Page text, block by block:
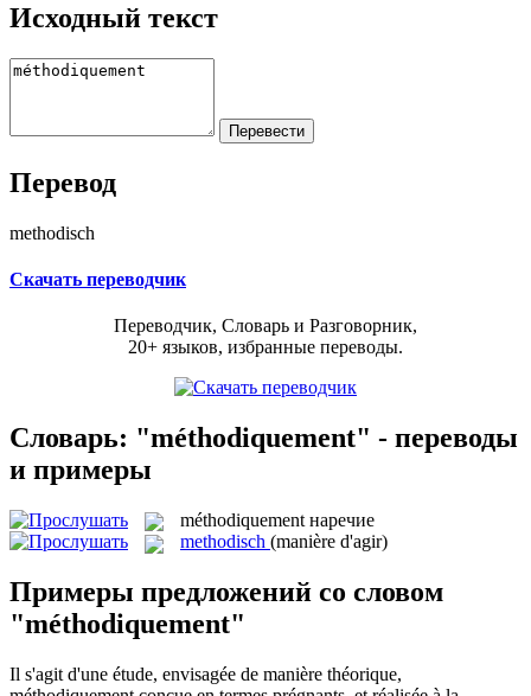
Исходный текст
Перевод
methodisch
Скачать переводчик
Переводчик, Словарь и Разговорник,
20+ языков, избранные переводы.
Словарь: "méthodiquement" - переводы
и примеры
méthodiquement наречие
methodisch (manière d'agir)
Примеры предложений со словом
"méthodiquement"
Il s'agit d'une étude, envisagée de manière théorique,